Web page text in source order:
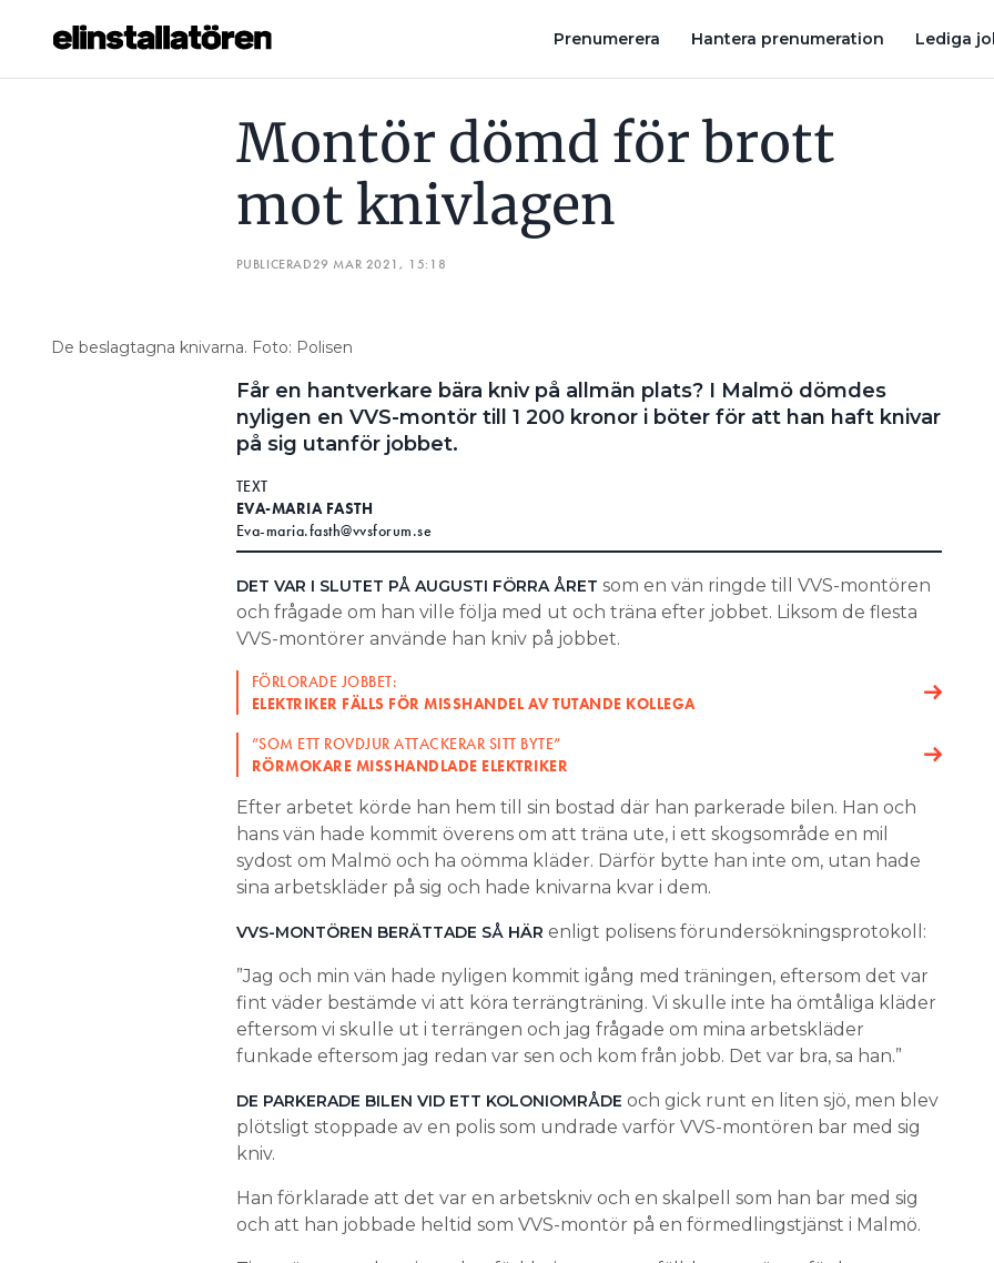
Prenumerera Hantera prenumeration Lediga
Hantera prenumeration
Montör dömd för brott
mot knivlagen
PUBLICERAD29 MAR 2021, 15:18
De beslagtagna knivarna. Foto: Polisen
Får en hantverkare bära kniv på allmän plats? I Malmö dömdes
nyligen en VVS-montör till 1 200 kronor i böter för att han haft knivar
på sig utanför jobbet.
TEXT
EVA-MARIA FASTH
Eva-maria.fasth@vvsforum.se
DET VAR I SLUTET PÅ AUGUSTI FÖRRA ÅRET som en vän ringde till VVS-montören
och frågade om han ville följa med ut och träna efter jobbet. Liksom de flesta
VVS-montörer använde han kniv på jobbet.
FÖRLORADE JOBBET:
ELEKTRIKER FÄLLS FÖR MISSHANDEL AV TUTANDE KOLLEGA
”SOM ETT ROVDJUR ATTACKERAR SITT BYTE”
RÖRMOKARE MISSHANDLADE ELEKTRIKER
Efter arbetet körde han hem till sin bostad där han parkerade bilen. Han och
hans vän hade kommit överens om att träna ute, i ett skogsområde en mil
sydost om Malmö och ha oömma kläder. Därför bytte han inte om, utan hade
sina arbetskläder på sig och hade knivarna kvar i dem.
VVS-MONTÖREN BERÄTTADE SÅ HÄR enligt polisens förundersökningsprotokoll:
”Jag och min vän hade nyligen kommit igång med träningen, eftersom det var
fint väder bestämde vi att köra terrängträning. Vi skulle inte ha ömtåliga kläder
eftersom vi skulle ut i terrängen och jag frågade om mina arbetskläder
funkade eftersom jag redan var sen och kom från jobb. Det var bra, sa han.”
DE PARKERADE BILEN VID ETT KOLONIOMRÅDE och gick runt en liten sjö, men blev
plötsligt stoppade av en polis som undrade varför VVS-montören bar med sig
kniv.
Han förklarade att det var en arbetskniv och en skalpell som han bar med sig
och att han jobbade heltid som VVS-montör på en förmedlingstjänst i Malmö.
MONTÖR DÖMD FÖR BROTT MOT KNIVLAGEN ”ATT LÄGGA KNIVARNA I BILEN VARJE GÅNG LÄR MAN INTE TÄNKA PÅ”